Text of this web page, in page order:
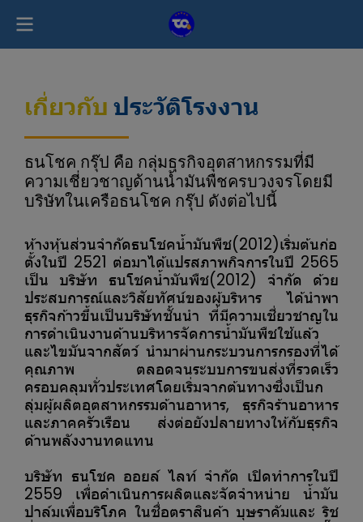
เกี่ยวกับ ประวัติโรงงาน
ธนโชค กรุ๊ป คือ กลุ่มธุรกิจอุตสาหกรรมที่มี
ความเชี่ยวชาญด้านน้ำมันพืชครบวงจรโดยมี
บริษัทในเครือธนโชค กรุ๊ป ดังต่อไปนี้
ห้างหุ้นส่วนจำกัดธนโชคน้ำมันพืช(2012)เริ่มต้นก่อ
ตั้งในปี 2521 ต่อมาได้แปรสภาพกิจการในปี 2565
เป็น บริษัท ธนโชคน้ำมันพืช(2012) จำกัด ด้วย
ประสบการณ์และวิสัยทัศน์ของผู้บริหาร ได้นำพา
ธุรกิจก้าวขึ้นเป็นบริษัทชั้นนำ ที่มีความเชี่ยวชาญใน
การดำเนินงานด้านบริหารจัดการน้ำมันพืชใช้แล้ว
และไขมันจากสัตว์ นำมาผ่านกระบวนการกรองที่ได้
คุณภาพ ตลอดจนระบบการขนส่งที่รวดเร็ว
ครอบคลุมทั่วประเทศโดยเริ่มจากต้นทางซึ่งเป็นก
ลุ่มผู้ผลิตอุตสาหกรรมด้านอาหาร, ธุรกิจร้านอาหาร
และภาคครัวเรือน ส่งต่อยังปลายทางให้กับธุรกิจ
ด้านพลังงานทดแทน
บริษัท ธนโชค ออยล์ ไลท์ จำกัด เปิดทำการในปี
2559 เพื่อดำเนินการผลิตและจัดจำหน่าย น้ำมัน
ปาล์มเพื่อบริโภค ในชื่อตราสินค้า บุษราคัมและ ริช